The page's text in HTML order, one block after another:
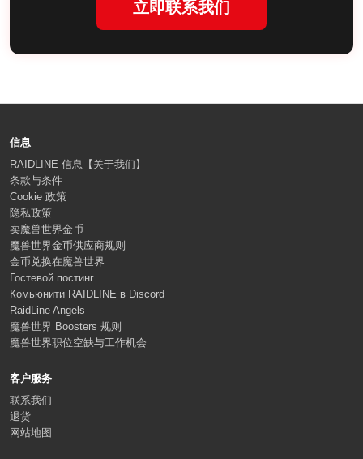
立即联系我们
信息
RAIDLINE 信息【关于我们】
条款与条件
Cookie 政策
隐私政策
卖魔兽世界金币
魔兽世界金币供应商规则
金币兑换在魔兽世界
Гостевой постинг
Комьюнити RAIDLINE в Discord
RaidLine Angels
魔兽世界 Boosters 规则
魔兽世界职位空缺与工作机会
客户服务
联系我们
退货
网站地图